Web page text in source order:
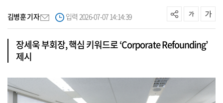
김병훈 기자 입력 2026-07-07 14:14:39
장세욱 부회장, 핵심 키워드로 ‘Corporate Refounding’
제시